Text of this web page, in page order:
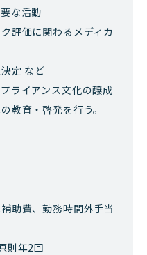
な活動
評価に関わるメディカ
定 など
ライアンス文化の醸成
教育・啓発を行う。
助費、勤務時間外手当
則年2回